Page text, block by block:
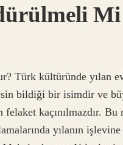
Mi
Türk kültüründe yılan
bildiği bir isimdir ve
kaçınılmazdır.
yılanın